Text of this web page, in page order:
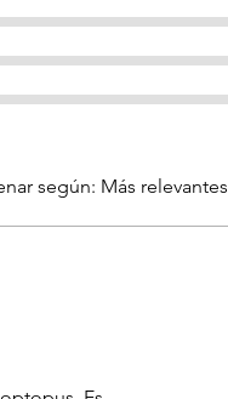
según: Más relevantes